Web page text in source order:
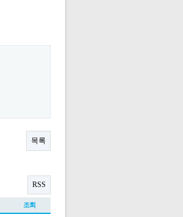
목록
RSS
조회